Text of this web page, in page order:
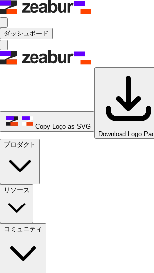
ダッシュボード
Copy Logo as SVG
Download Logo
プロダクト
リソース
コミュニティ